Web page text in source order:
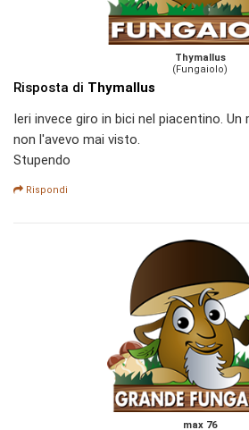
Thymallus
(Fungaiolo)
Risposta di Thymallus
Ieri invece giro in bici nel piacentino.
non l'avevo mai visto.
Stupendo
Rispondi
max 76